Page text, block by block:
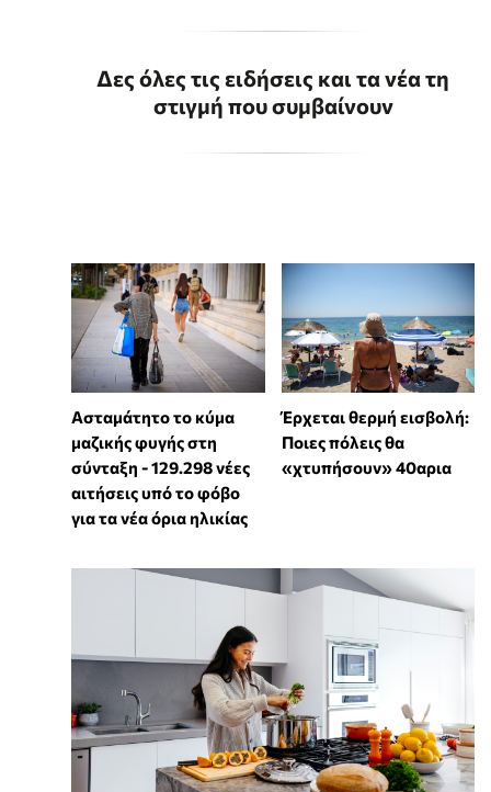
Δες όλες τις ειδήσεις και τα νέα τη
στιγμή που συμβαίνουν
Ασταμάτητο το κύμα
μαζικής φυγής στη
σύνταξη - 129.298 νέες
αιτήσεις υπό το φόβο
για τα νέα όρια ηλικίας
Έρχεται θερμή εισβολή:
Ποιες πόλεις θα
«χτυπήσουν» 40αρια